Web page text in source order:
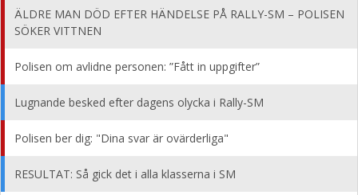
ÄLDRE MAN DÖD EFTER HÄNDELSE PÅ RALLY-SM – POLISEN
SÖKER VITTNEN
Polisen om avlidne personen: ”Fått in uppgifter”
Lugnande besked efter dagens olycka i Rally-SM
Polisen ber dig: "Dina svar är ovärderliga"
RESULTAT: Så gick det i alla klasserna i SM